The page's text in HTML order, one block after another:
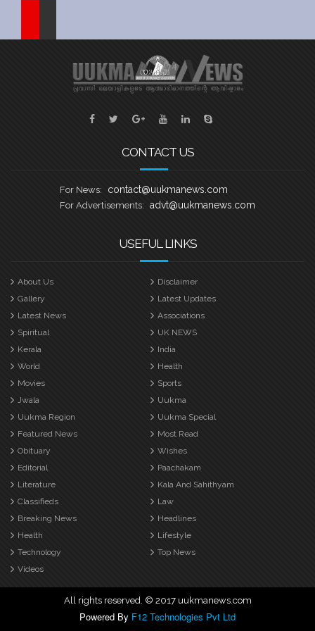
CONTACT US
For News: contact@uukmanews.com
For Advertisements: advt@uukmanews.com
USEFUL LINKS
About Us
Disclaimer
Gallery
Latest Updates
Latest News
Associations
Spiritual
UK NEWS
Kerala
India
World
Health
Movies
Sports
Jwala
Uukma
Uukma Region
Uukma Special
Featured News
Most Read
Obituary
Wishes
Editorial
Paachakam
Literature
Kala And Sahithyam
Classifieds
Law
Breaking News
Headlines
Health
Lifestyle
Technology
Top News
Videos
All rights reserved. © 2017 uukmanews.com
Powered By F12 Technologies Pvt Ltd